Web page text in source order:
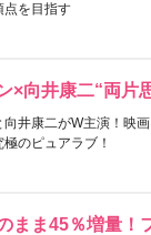
点を目指す
×向井康二“両片
向井康二がW主演！映
のピュアラブ！
まま45％増量！